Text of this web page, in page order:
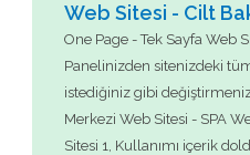
Web Sitesi - Cilt
One Page - Tek Sayfa Web
Panelinizden sitenizdeki
istediğiniz gibi
Merkezi Web Sitesi - SPA
Sitesi 1, Kullanımı içerik